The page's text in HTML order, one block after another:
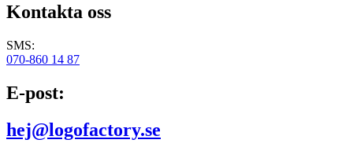
Kontakta oss
SMS:
070-860 14 87
E-post:
hej@logofactory.se